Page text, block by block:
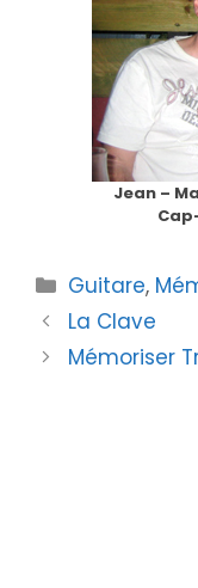
Jean –
Catégories
Guitare,
La Clave
Mémoriser